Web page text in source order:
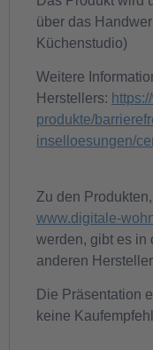
über das
Küchenstudio)
Weitere
Herstellers:
produkte/
inselloesungen/
Zu den
www.digitale-
werden, gibt es in
anderen
Die Präsentation
keine